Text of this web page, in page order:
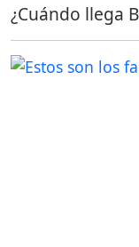
¿Cuándo llega